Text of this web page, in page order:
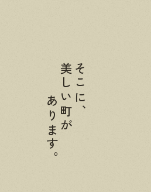
そこに、
美しい町が
あります。